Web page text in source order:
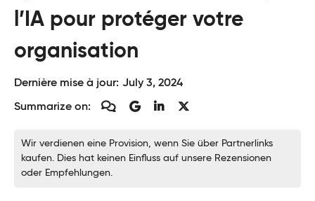
l’IA pour protéger votre
organisation
Dernière mise à jour: July 3, 2024
Summarize on:
Wir verdienen eine Provision, wenn Sie über Partnerlinks
kaufen. Dies hat keinen Einfluss auf unsere Rezensionen
oder Empfehlungen.